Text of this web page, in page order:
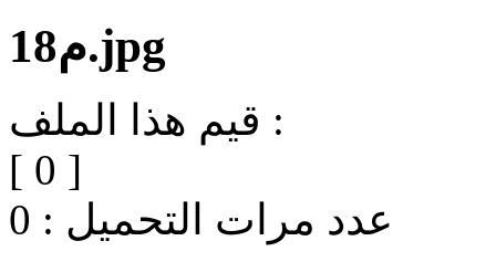
م18.jpg
قيم هذا الملف :
[ 0 ]
عدد مرات التحميل : 0